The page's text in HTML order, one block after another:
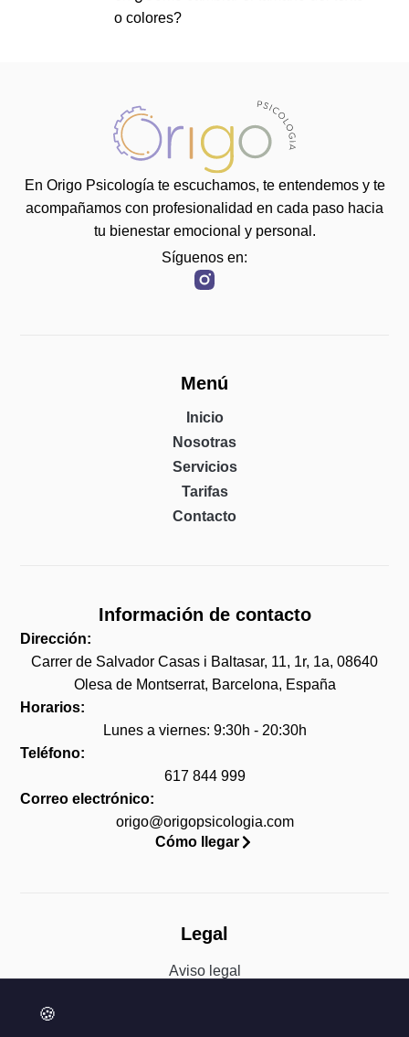
o colores?
En Origo Psicología te escuchamos, te entendemos y te
acompañamos con profesionalidad en cada paso hacia
tu bienestar emocional y personal.
Síguenos en:
Menú
Inicio
Nosotras
Servicios
Tarifas
Contacto
Información de contacto
Dirección:
Carrer de Salvador Casas i Baltasar, 11, 1r, 1a, 08640
Olesa de Montserrat, Barcelona, España
Horarios:
Lunes a viernes: 9:30h - 20:30h
Teléfono:
617 844 999
Correo electrónico:
origo@origopsicologia.com
Cómo llegar
Legal
Aviso legal
🍪